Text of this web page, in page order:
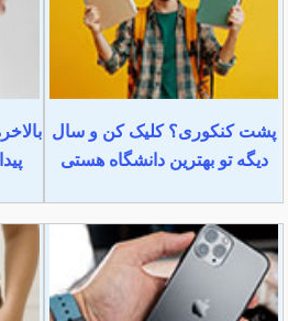
پشت کنکوری؟ کلیک کن و سال
دیگه تو بهترین دانشگاه هستی